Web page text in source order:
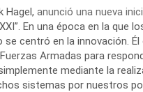
Hagel, anunció una nueva
En una época en la que
centró en la innovación. Él
Armadas para
mediante la
sistemas por nuestros